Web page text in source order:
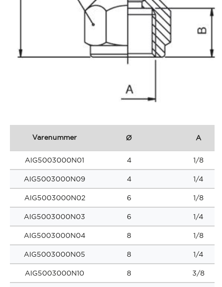
Varenummer Ø A
AIG5003000N01 4 1/8
AIG5003000N09 4 1/4
AIG5003000N02 6 1/8
AIG5003000N03 6 1/4
AIG5003000N04 8 1/8
AIG5003000N05 8 1/4
AIG5003000N10 8 3/8